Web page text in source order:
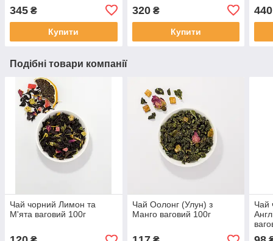
345 ₴
Купити
320₴
Купити
440
Подібні товари компанії
Чай чорний Лимон та
М'ята ваговий 100г
Чай Оолонг (Улун) з
Манго ваговий 100г
Чай